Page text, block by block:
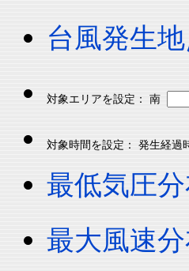
台風発生
対象エリアを設定： 南
対象時間を設定： 発生経過
最低気圧
最大風速